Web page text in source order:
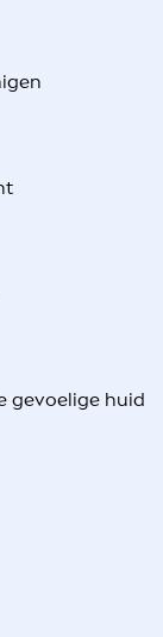
gevoelige huid